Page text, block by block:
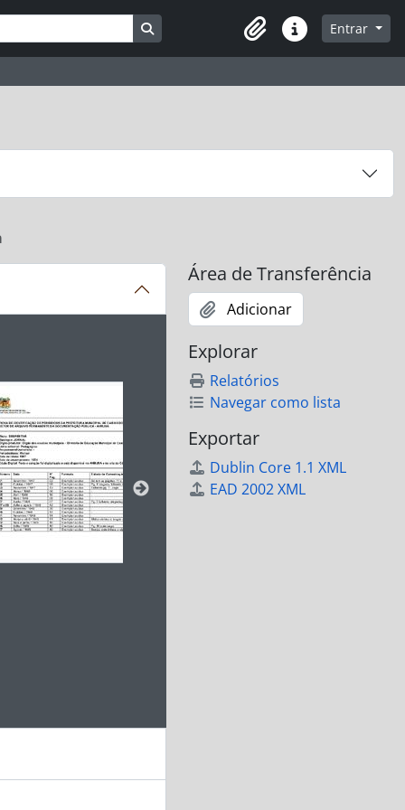
Busque na página de navegação
Atalhos Entrar
no carrossel seguinte será alterado. Clicando em
descrição deste objeto digital será aberta. O texto
Área de Transferência
Adicionar
Explorar
Relatórios
Navegar como lista
Exportar
Dublin Core 1.1 XML
EAD 2002 XML